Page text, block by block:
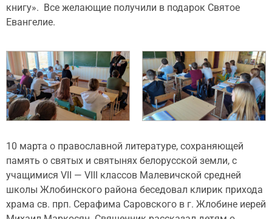
книгу». Все желающие получили в подарок Святое
Евангелие.
10 марта о православной литературе, сохраняющей
память о святых и святынях белорусской земли, с
учащимися VII — VIII классов Малевичской средней
школы Жлобинского района беседовал клирик прихода
храма св. прп. Серафима Саровского в г. Жлобине иерей